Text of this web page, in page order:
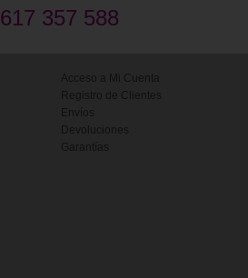
617 357 588
Acceso a Mi Cuenta
Registro de Clientes
Envíos
Devoluciones
Garantías